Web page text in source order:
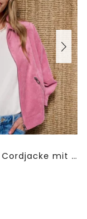
3/4 Arm Cordjacke mit Hemdkragen